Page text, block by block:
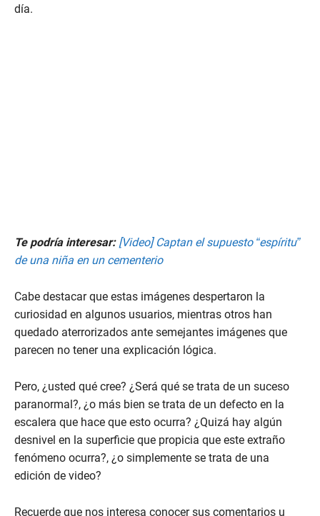
2
día.
Te podría interesar: [Video] Captan el supuesto “espíritu”
de una niña en un cementerio
Cabe destacar que estas imágenes despertaron la
curiosidad en algunos usuarios, mientras otros han
quedado aterrorizados ante semejantes imágenes que
parecen no tener una explicación lógica.
Pero, ¿usted qué cree? ¿Será qué se trata de un suceso
paranormal?, ¿o más bien se trata de un defecto en la
escalera que hace que esto ocurra? ¿Quizá hay algún
desnivel en la superficie que propicia que este extraño
fenómeno ocurra?, ¿o simplemente se trata de una
edición de video?
Recuerde que nos interesa conocer sus comentarios u